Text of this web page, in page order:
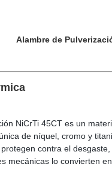
Alambre de
NiCrTi 45CT es un
de níquel, cromo y
contra el
mecánicas lo convierten